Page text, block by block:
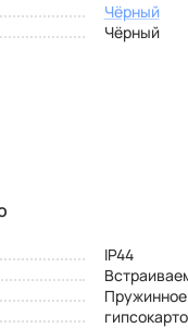
Чёрный
Чёрный
IP44
Пружинное